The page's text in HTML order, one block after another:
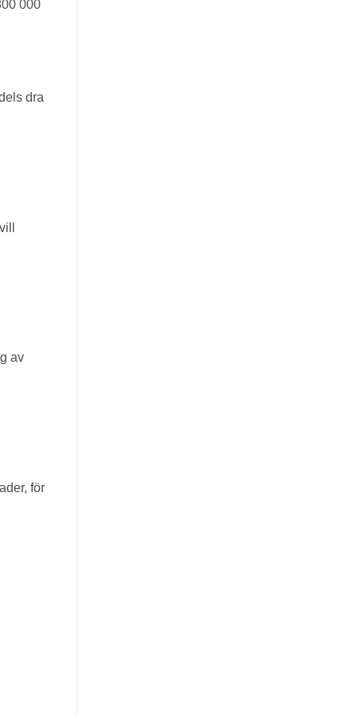
000
dra
av
för